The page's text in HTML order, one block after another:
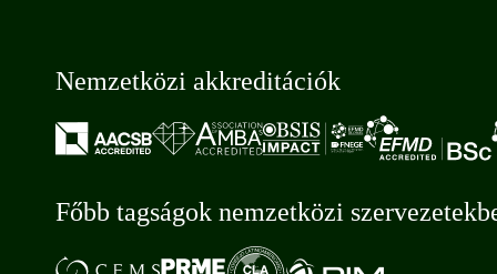
Nemzetközi akkreditációk
Főbb tagságok nemzetközi